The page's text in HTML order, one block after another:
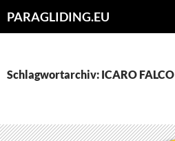
Inhalt
PARAGLIDING.EU
Schlagwortarchiv: ICARO FALCO